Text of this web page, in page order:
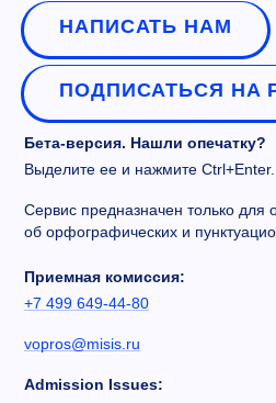
НАПИСАТЬ НАМ
ПОДПИСАТЬСЯ НА
Бета-версия. Нашли опечатку?
Выделите ее и нажмите
Сервис предназначен только для
об орфографических и
Приемная комиссия:
+7 499 649-44-80
vopros@misis.ru
Admission Issues: